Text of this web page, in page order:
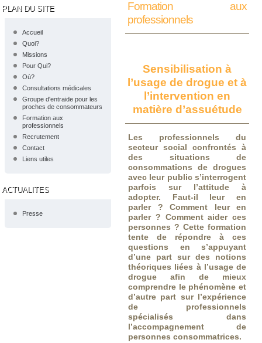
PLAN DU SITE
Accueil
Quoi?
Missions
Pour Qui?
Où?
Consultations médicales
Groupe d'entraide pour les
proches de consommateurs
Formation aux
professionnels
Recrutement
Contact
Liens utiles
ACTUALITES
Presse
Formation aux
professionnels
Sensibilisation à
l’usage de drogue et à
l’intervention en
matière d’assuétude
Les professionnels du
secteur social confrontés à
des situations de
consommations de drogues
avec leur public s’interrogent
parfois sur l’attitude à
adopter. Faut-il leur en
parler ? Comment leur en
parler ? Comment aider ces
personnes ? Cette formation
tente de répondre à ces
questions en s’appuyant
d’une part sur des notions
théoriques liées à l’usage de
drogue afin de mieux
comprendre le phénomène et
d’autre part sur l’expérience
de professionnels
spécialisés dans
l’accompagnement de
personnes consommatrices.